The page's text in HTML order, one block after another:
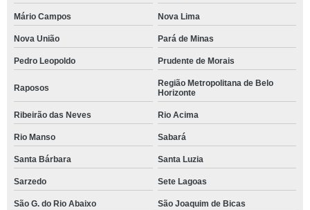
Mário Campos Nova Lima
Nova União Pará de Minas
Pedro Leopoldo Prudente de Morais
Raposos
Região Metropolitana de Belo
Horizonte
Ribeirão das Neves Rio Acima
Rio Manso Sabará
Santa Bárbara Santa Luzia
Sarzedo Sete Lagoas
São G. do Rio Abaixo São Joaquim de Bicas